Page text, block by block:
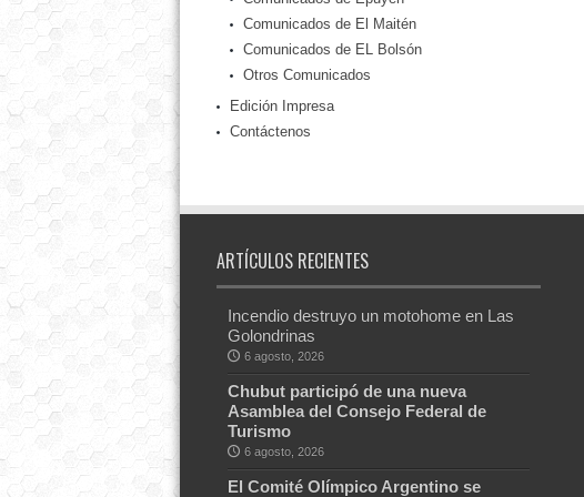
Comunicados de El Maitén
Comunicados de EL Bolsón
Otros Comunicados
Edición Impresa
Contáctenos
ARTÍCULOS RECIENTES
Incendio destruyo un motohome en Las
Golondrinas
6 agosto, 2026
Chubut participó de una nueva
Asamblea del Consejo Federal de
Turismo
6 agosto, 2026
El Comité Olímpico Argentino se